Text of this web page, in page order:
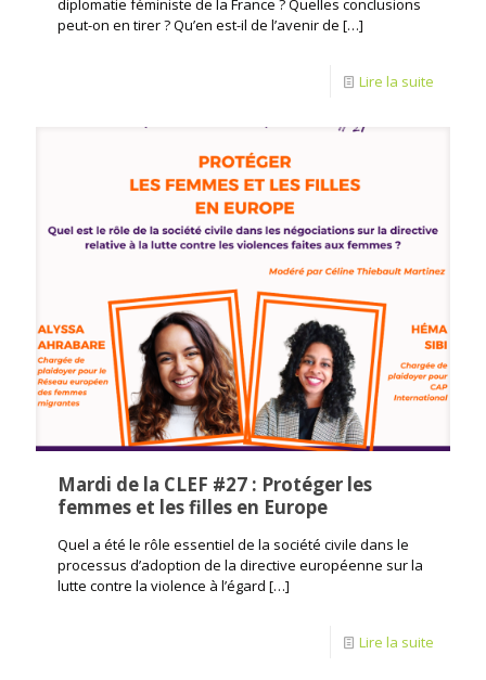
diplomatie féministe de la France ? Quelles conclusions
peut-on en tirer ? Qu’en est-il de l’avenir de […]
Lire la suite
Mardi de la CLEF #27 : Protéger les
femmes et les filles en Europe
Quel a été le rôle essentiel de la société civile dans le
processus d’adoption de la directive européenne sur la
lutte contre la violence à l’égard […]
Lire la suite